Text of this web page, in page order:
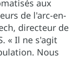
aux
de l'arc-en-
directeur de
« Il ne s'agit
Nous